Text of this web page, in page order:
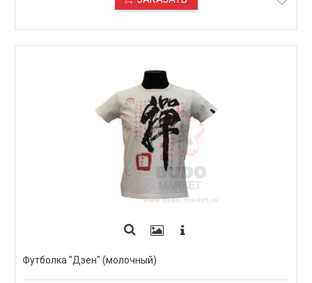
Футболка "Дзен" (молочный)